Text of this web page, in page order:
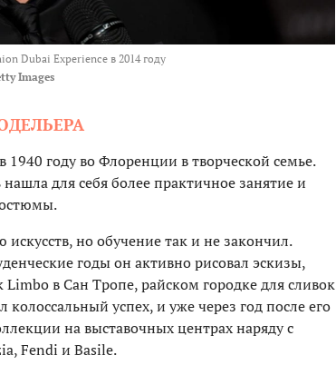
Dubai Experience в 2014 году
Images
году во Флоренции в творческой семье.
для себя более практичное занятие и
но обучение так и не закончил.
годы он активно рисовал эскизы,
Limbo в Сан Тропе, райском городке для сливок
успех, и уже через год после его
на выставочных центрах наряду с
Fendi и Basile.